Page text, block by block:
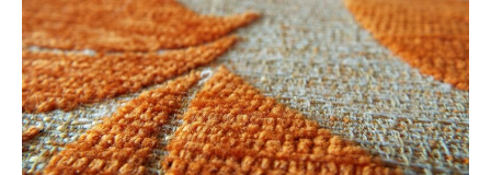
–
ist
das
eine
gute
Kombination?